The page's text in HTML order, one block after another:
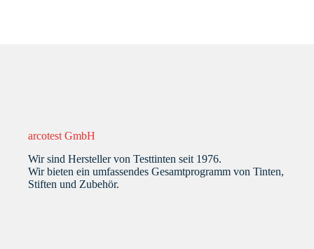
arcotest GmbH
Wir sind Hersteller von Testtinten seit 1976.
Wir bieten ein umfassendes Gesamtprogramm von Tinten,
Stiften und Zubehör.